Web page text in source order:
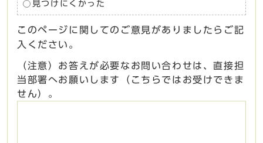
見つけにくかった
このページに関してのご意見がありましたらご記
入ください。
（注意）お答えが必要なお問い合わせは、直接担
当部署へお願いします（こちらではお受けできま
せん）。